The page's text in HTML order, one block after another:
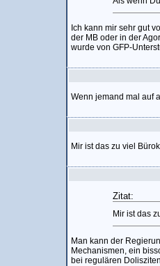
Ich kann mir sehr gut
der MB oder in der
wurde von GFP-
Wenn jemand mal auf
Mir ist das zu viel
Zitat:
Mir ist das
Man kann der
Mechanismen, ein
bei regulären